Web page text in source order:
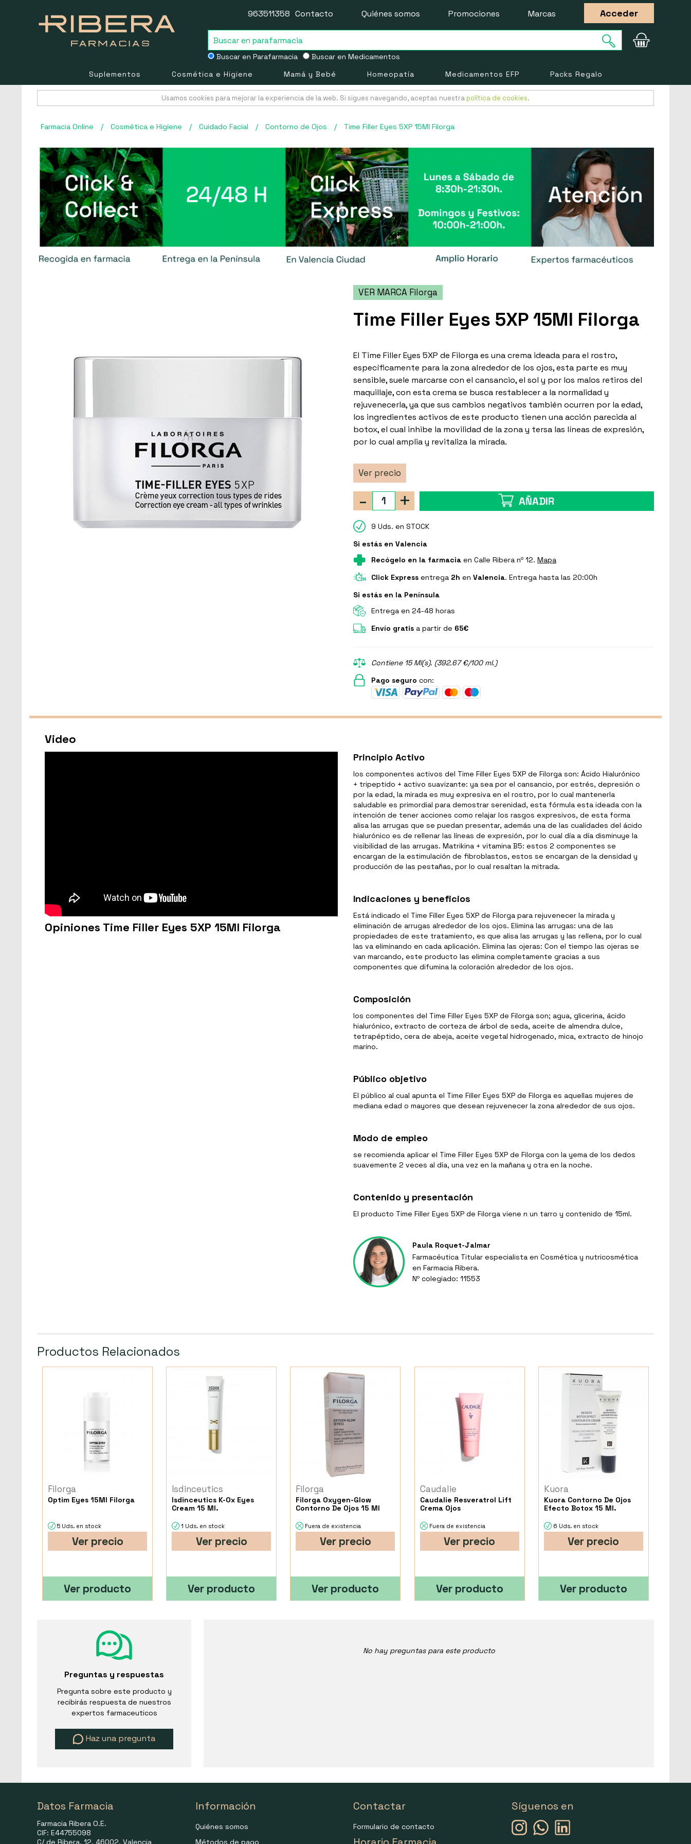
Buscar en Parafarmacia Buscar en Medicamentos
963511358 Contacto Quiénes somos Promociones Marcas Acceder
Suplementos Cosmética e Higiene Mamá y Bebé Homeopatía Medicamentos EFP Packs Regalo
Usamos cookies para mejorar la experiencia de la web. Si sigues navegando, aceptas nuestra política de cookies.
Farmacia Online / Cosmética e Higiene / Cuidado Facial / Contorno de Ojos / Time Filler Eyes 5XP 15Ml Filorga
VER MARCA Filorga
Time Filler Eyes 5XP 15Ml Filorga
El Time Filler Eyes 5XP de Filorga es una crema ideada para el rostro,
específicamente para la zona alrededor de los ojos, esta parte es muy
sensible, suele marcarse con el cansancio, el sol y por los malos retiros del
maquillaje, con esta crema se busca restablecer a la normalidad y
rejuvenecerla, ya que sus cambios negativos también ocurren por la edad,
los ingredientes activos de este producto tienen una acción parecida al
botox, el cual inhibe la movilidad de la zona y tersa las líneas de expresión,
por lo cual amplia y revitaliza la mirada.
Ver precio
+
- AÑADIR
9 Uds. en STOCK
Si estás en Valencia
Recógelo en la farmacia en Calle Ribera nº 12. Mapa
Click Express entrega 2h en Valencia. Entrega hasta las 20:00h
Si estás en la Península
Entrega en 24-48 horas
Envío gratis a partir de 65€
Contiene 15 Ml(s). (392.67 €/100 ml.)
Pago seguro con:
Principio Activo
los componentes activos del Time Filler Eyes 5XP de Filorga son: Ácido Hialurónico
+ tripeptido + activo suavizante: ya sea por el cansancio, por estrés, depresión o
por la edad, la mirada es muy expresiva en el rostro, por lo cual mantenerla
saludable es primordial para demostrar serenidad, esta fórmula esta ideada con la
intención de tener acciones como relajar los rasgos expresivos, de esta forma
alisa las arrugas que se puedan presentar, además una de las cualidades del ácido
hialurónico es de rellenar las líneas de expresión, por lo cual día a día disminuye la
visibilidad de las arrugas. Matrikina + vitamina B5: estos 2 componentes se
encargan de la estimulación de fibroblastos, estos se encargan de la densidad y
producción de las pestañas, por lo cual resaltan la mitrada.
Indicaciones y beneficios
Está indicado el Time Filler Eyes 5XP de Filorga para rejuvenecer la mirada y
eliminación de arrugas alrededor de los ojos. Elimina las arrugas: una de las
propiedades de este tratamiento, es que alisa las arrugas y las rellena, por lo cual
las va eliminando en cada aplicación. Elimina las ojeras: Con el tiempo las ojeras se
van marcando, este producto las elimina completamente gracias a sus
componentes que difumina la coloración alrededor de los ojos.
Composición
los componentes del Time Filler Eyes 5XP de Filorga son; agua, glicerina, ácido
hialurónico, extracto de corteza de árbol de seda, aceite de almendra dulce,
tetrapéptido, cera de abeja, aceite vegetal hidrogenado, mica, extracto de hinojo
marino.
Público objetivo
El público al cual apunta el Time Filler Eyes 5XP de Filorga es aquellas mujeres de
mediana edad o mayores que desean rejuvenecer la zona alrededor de sus ojos.
Modo de empleo
se recomienda aplicar el Time Filler Eyes 5XP de Filorga con la yema de los dedos
suavemente 2 veces al día, una vez en la mañana y otra en la noche.
Contenido y presentación
El producto Time Filler Eyes 5XP de Filorga viene n un tarro y contenido de 15ml.
Paula Roquet-Jalmar
Farmacéutica Titular especialista en Cosmética y nutricosmética
en Farmacia Ribera.
Nº colegiado: 11553
Video
Opiniones Time Filler Eyes 5XP 15Ml Filorga
Productos Relacionados
Filorga
Optim Eyes 15Ml Filorga
5 Uds. en stock
Ver precio
Ver producto
Isdinceutics
Isdinceutics K-Ox Eyes
Cream 15 Ml.
1 Uds. en stock
Ver precio
Ver producto
Filorga
Filorga Oxygen-Glow
Contorno De Ojos 15 Ml
Fuera de existencia
Ver precio
Ver producto
Caudalie
Caudalie Resveratrol Lift
Crema Ojos
Fuera de existencia
Ver precio
Ver producto
Kuora
Kuora Contorno De Ojos
Efecto Botox 15 Ml.
6 Uds. en stock
Ver precio
Ver producto
Preguntas y respuestas
Pregunta sobre este producto y
recibirás respuesta de nuestros
expertos farmaceuticos
Haz una pregunta
No hay preguntas para este producto
Datos Farmacia
Farmacia Ribera O.E.
CIF: E44755098
C/ de Ribera, 12, 46002, Valencia
Información
Quiénes somos
Métodos de pago
Contactar
Formulario de contacto
Síguenos en